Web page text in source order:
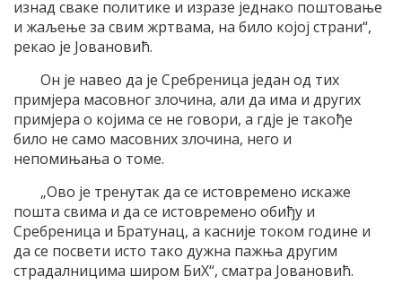
изнад сваке политике и изразе једнако поштовање
и жаљење за свим жртвама, на било којој страни“,
рекао је Јовановић.
Он је навео да је Сребреница један од тих
примјера масовног злочина, али да има и других
примјера о којима се не говори, а гдје је такође
било не само масовних злочина, него и
непомињања о томе.
„Ово је тренутак да се истовремено искаже
пошта свима и да се истовремено обиђу и
Сребреница и Братунац, а касније током године и
да се посвети исто тако дужна пажња другим
страдалницима широм БиХ“, сматра Јовановић.